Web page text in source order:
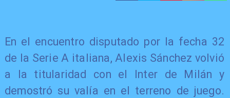
​En el encuentro disputado por la fecha 32
de la Serie A italiana, Alexis Sánchez volvió
a la titularidad con el Inter de Milán y
demostró su valía en el terreno de juego.